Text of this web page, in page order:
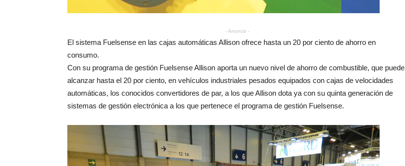
- Anuncio -
El sistema Fuelsense en las cajas automáticas Allison ofrece hasta un 20 por ciento de ahorro en
consumo.
Con su programa de gestión Fuelsense Allison aporta un nuevo nivel de ahorro de combustible, que puede
alcanzar hasta el 20 por ciento, en vehículos industriales pesados equipados con cajas de velocidades
automáticas, los conocidos convertidores de par, a los que Allison dota ya con su quinta generación de
sistemas de gestión electrónica a los que pertenece el programa de gestión Fuelsense.